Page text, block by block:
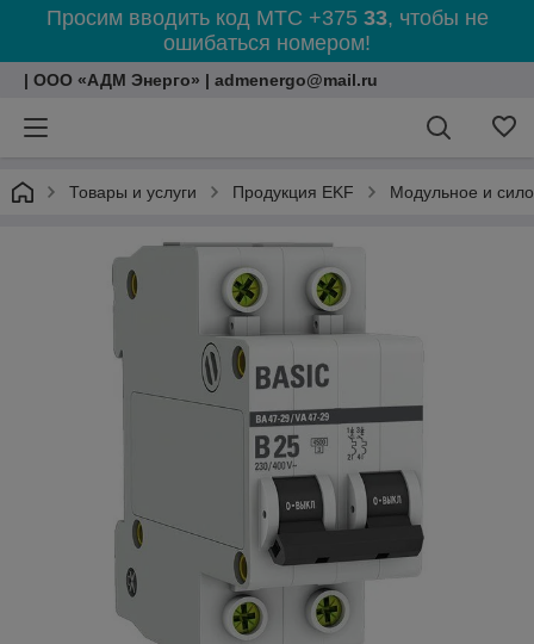
Просим вводить код МТС +375 33, чтобы не
ошибаться номером!
| ООО «АДМ Энерго» | admenergo@mail.ru
Товары и услуги Продукция EKF Модульное и